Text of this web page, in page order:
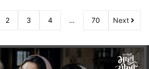
2 3 4 … 70 Next